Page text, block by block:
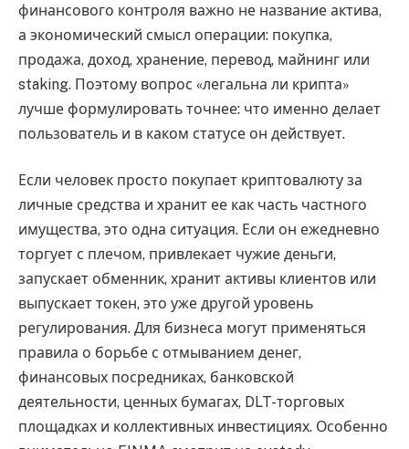
финансового контроля важно не название актива,
а экономический смысл операции: покупка,
продажа, доход, хранение, перевод, майнинг или
staking. Поэтому вопрос «легальна ли крипта»
лучше формулировать точнее: что именно делает
пользователь и в каком статусе он действует.
Если человек просто покупает криптовалюту за
личные средства и хранит ее как часть частного
имущества, это одна ситуация. Если он ежедневно
торгует с плечом, привлекает чужие деньги,
запускает обменник, хранит активы клиентов или
выпускает токен, это уже другой уровень
регулирования. Для бизнеса могут применяться
правила о борьбе с отмыванием денег,
финансовых посредниках, банковской
деятельности, ценных бумагах, DLT-торговых
площадках и коллективных инвестициях. Особенно